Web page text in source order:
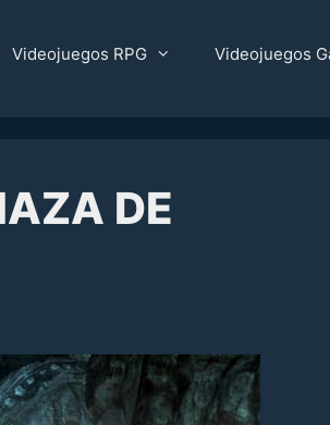
Videojuegos RPG Videojuegos
DE